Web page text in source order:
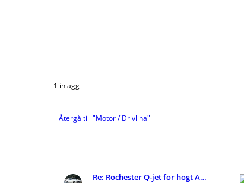
1 inlägg
Återgå till "Motor / Drivlina"
Re: Rochester Q-jet för högt AFR